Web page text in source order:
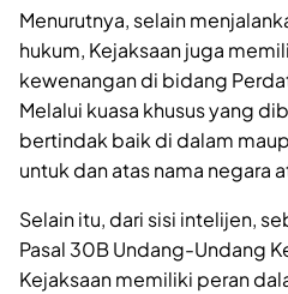
Menurutnya, selain
hukum, Kejaksaan juga
kewenangan di bidang
Melalui kuasa khusus yang
bertindak baik di dalam
untuk dan atas nama negara
Selain itu, dari sisi intelijen,
Pasal 30B Undang-Undang
Kejaksaan memiliki peran